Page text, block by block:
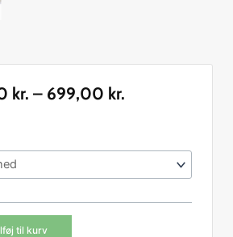
kr. – 699,00 kr.
til kurv